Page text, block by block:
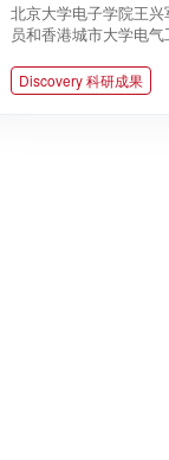
北京大学电子学院王
员和香港城市大学电
Discovery 科研成果